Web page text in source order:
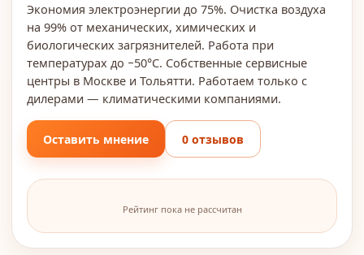
Экономия электроэнергии до 75%. Очистка воздуха
на 99% от механических, химических и
биологических загрязнителей. Работа при
температурах до −50°C. Собственные сервисные
центры в Москве и Тольятти. Работаем только с
дилерами — климатическими компаниями.
Оставить мнение 0 отзывов
Рейтинг пока не рассчитан